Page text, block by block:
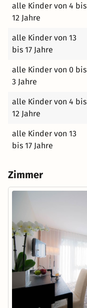
alle Kinder von 4 bis
12 Jahre
alle Kinder von 13
bis 17 Jahre
alle Kinder von 0 bis
3 Jahre
alle Kinder von 4 bis
12 Jahre
alle Kinder von 13
bis 17 Jahre
Zimmer